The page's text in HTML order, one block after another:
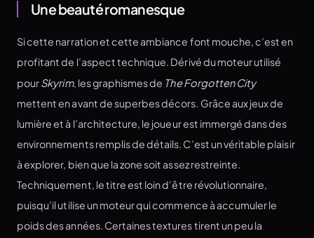
Une beauté romanesque
Si cette narration et cette ambiance font mouche, c’est en
profitant de l’aspect technique. Dérivé du moteur utilisé
pourSkyrim, les graphismes de The Forgotten City
mettent en avant de superbes décors. Grâce aux jeux de
lumière et à l’architecture, le joueur est immergé dans des
environnements remplis de détails. C’est un véritable plaisir
à explorer, bien que la zone soit assez restreinte.
Techniquement, le titre est loin d’être révolutionnaire,
puisqu’il utilise un moteur qui commence à accumuler le
poids des années. Certaines textures tirent un peu la